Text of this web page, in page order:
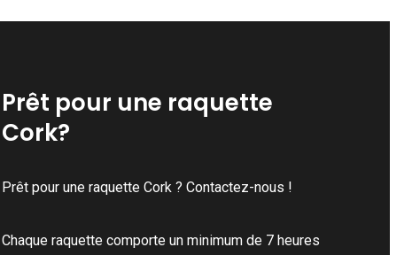
Prêt pour une raquette
Cork?
Prêt pour une raquette Cork ? Contactez-nous !
Chaque raquette comporte un minimum de 7 heures